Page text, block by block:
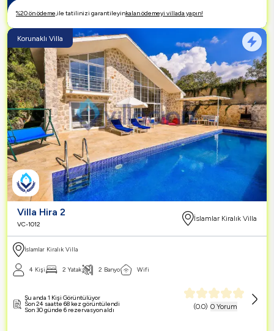
%20 ön ödeme,ile tatilinizi garantileyinkalan ödemeyi villada yapın!
Korunaklı Villa
Villa Hira 2
VC-1012
İslamlar Kiralık Villa
İslamlar Kiralık Villa
4 Kişi 2 Yatak 2 Banyo Wifi
(0.0) 0 Yorum
Şu anda 1 Kişi Görüntülüyor
Son 24 saatte 68 kez görüntülendi
Son 30 günde 6 rezervasyon aldı